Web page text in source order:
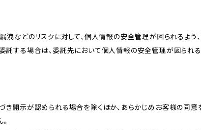
洩などのリスクに対して、個人情報の安全管理が図られるよう
託する場合は、委託先において個人情報の安全管理が図られる
き開示が認められる場合を除くほか、あらかじめお客様の同